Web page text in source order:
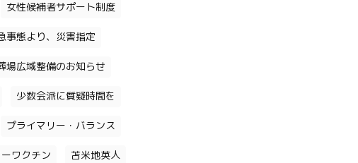
女性候補者サポート制度
事態より、災害指定
場広域整備のお知らせ
少数会派に質疑時間を
プライマリー・バランス
ワクチン 苫米地英人